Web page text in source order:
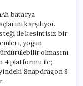
batarya
karşılıyor.
ile kesintisiz bir
yoğun
olmasını
4 platformu ile;
Snapdragon 8